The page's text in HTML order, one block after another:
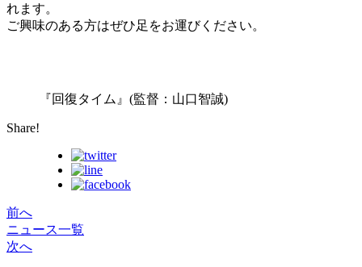
れます。
ご興味のある方はぜひ足をお運びください。
『回復タイム』(監督：山口智誠)
Share!
前へ
ニュース一覧
次へ